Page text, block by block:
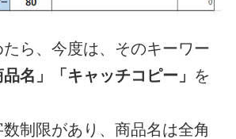
ら、今度は、そのキーワー
品名」「キャッチコピー」 を
制限があり、商品名は全角